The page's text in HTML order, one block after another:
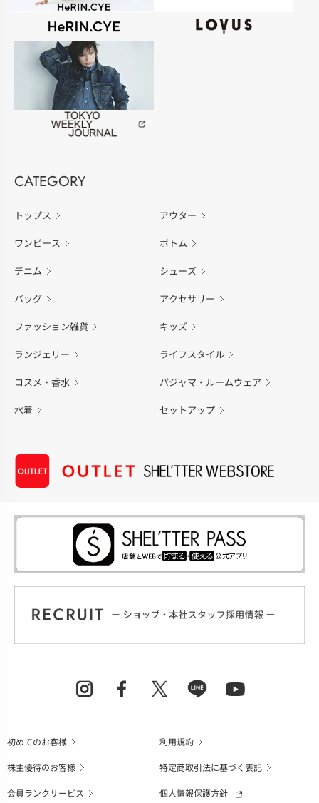
CATEGORY
トップス アウター
ワンピース ボトム
デニム シューズ
バッグ アクセサリー
ファッション雑貨 キッズ
ランジェリー ライフスタイル
コスメ・香水 パジャマ・ルームウェア
水着 セットアップ
初めてのお客様
利用規約
株主優待のお客様
特定商取引法に基づく表記
会員ランクサービス
個人情報保護方針